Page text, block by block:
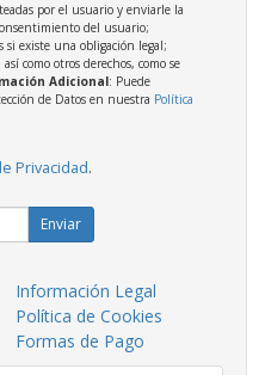
por el usuario y enviarle la
del usuario;
si existe una obligación legal;
como otros derechos, como se
Adicional: Puede
de Datos en nuestra Política
Privacidad.
Enviar
Información Legal
Política de Cookies
Formas de Pago